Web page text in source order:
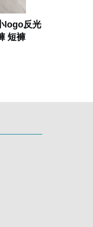
logo反光
短褲